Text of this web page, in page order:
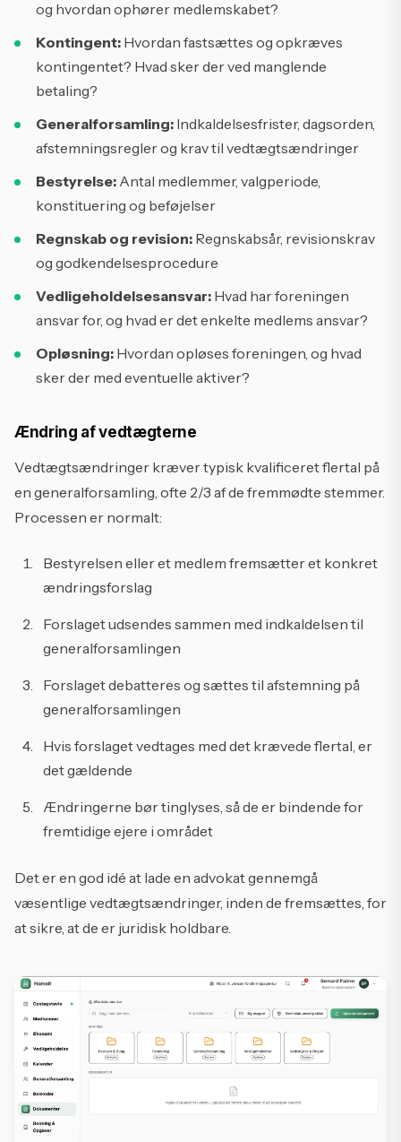
og hvordan ophører medlemskabet?
Kontingent: Hvordan fastsættes og opkræves
kontingentet? Hvad sker der ved manglende
betaling?
Generalforsamling: Indkaldelsesfrister, dagsorden,
afstemningsregler og krav til vedtægtsændringer
Bestyrelse: Antal medlemmer, valgperiode,
konstituering og beføjelser
Regnskab og revision: Regnskabsår, revisionskrav
og godkendelsesprocedure
Vedligeholdelsesansvar: Hvad har foreningen
ansvar for, og hvad er det enkelte medlems ansvar?
Opløsning: Hvordan opløses foreningen, og hvad
sker der med eventuelle aktiver?
Ændring af vedtægterne
Vedtægtsændringer kræver typisk kvalificeret flertal på
en generalforsamling, ofte 2/3 af de fremmødte stemmer.
Processen er normalt:
Bestyrelsen eller et medlem fremsætter et konkret
ændringsforslag
Forslaget udsendes sammen med indkaldelsen til
generalforsamlingen
Forslaget debatteres og sættes til afstemning på
generalforsamlingen
Hvis forslaget vedtages med det krævede flertal, er
det gældende
Ændringerne bør tinglyses, så de er bindende for
fremtidige ejere i området
Det er en god idé at lade en advokat gennemgå
væsentlige vedtægtsændringer, inden de fremsættes, for
at sikre, at de er juridisk holdbare.